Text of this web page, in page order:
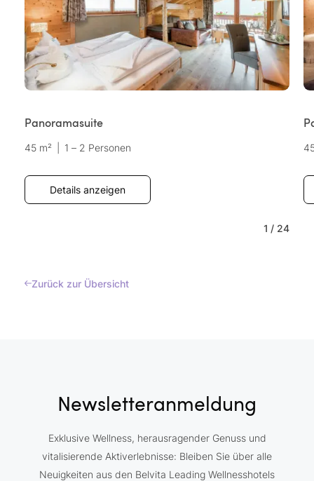
Panoramasuite
45 m² 1 – 2 Personen
Details anzeigen
1 / 24
Zurück zur Übersicht
Newsletteranmeldung
Exklusive Wellness, herausragender Genuss und
vitalisierende Aktiverlebnisse: Bleiben Sie über alle
Neuigkeiten aus den Belvita Leading Wellnesshotels